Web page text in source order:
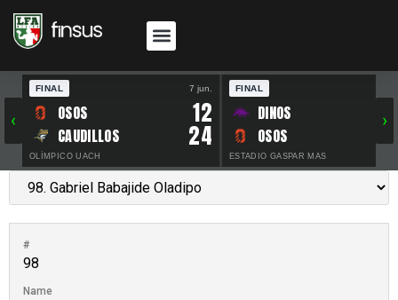
‹
FINAL 7 jun.
OSOS 12
CAUDILLOS 24
OLÍMPICO UACH
FINAL
DINOS
OSOS
ESTADIO GASPAR MAS
›
#
98
Name